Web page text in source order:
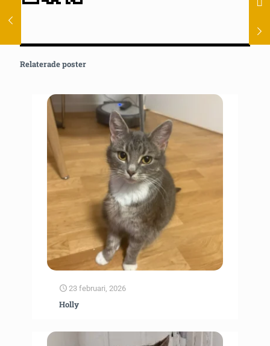
Relaterade poster
23 februari, 2026
Holly